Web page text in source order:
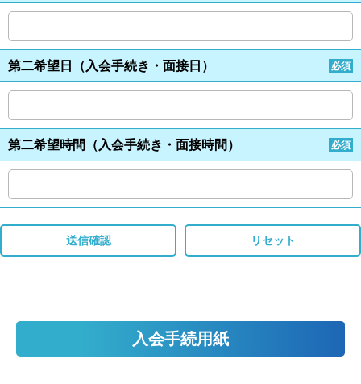
第二希望日（入会手続き・面接日） 必須
第二希望時間（入会手続き・面接時間） 必須
入会手続用紙